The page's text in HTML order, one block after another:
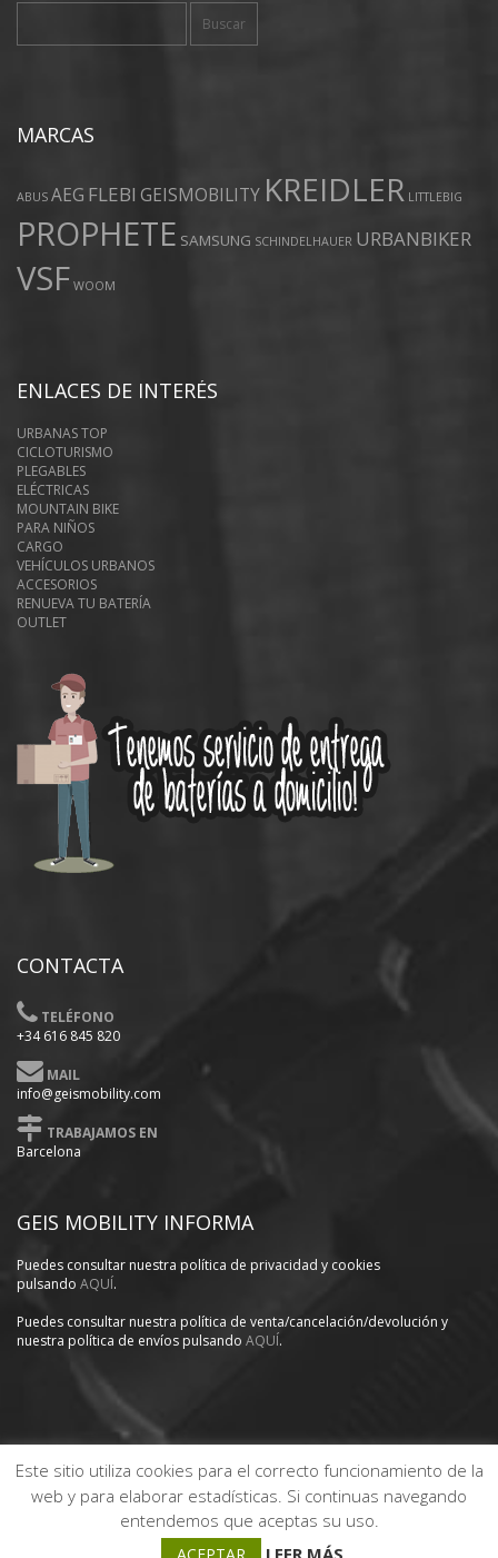
MARCAS
ABUS AEG FLEBI GEISMOBILITY KREIDLER LITTLEBIG
PROPHETE SAMSUNG SCHINDELHAUER URBANBIKER
VSF WOOM
ENLACES DE INTERÉS
URBANAS TOP
CICLOTURISMO
PLEGABLES
ELÉCTRICAS
MOUNTAIN BIKE
PARA NIÑOS
CARGO
VEHÍCULOS URBANOS
ACCESORIOS
RENUEVA TU BATERÍA
OUTLET
CONTACTA
TELÉFONO
+34 616 845 820
MAIL
info@geismobility.com
TRABAJAMOS EN
Barcelona
GEIS MOBILITY INFORMA
Puedes consultar nuestra política de privacidad y cookies
pulsando AQUÍ.
Puedes consultar nuestra política de venta/cancelación/devolución y
nuestra política de envíos pulsando AQUÍ.
Copyright GEISMOBILITY © 2020. Página web diseñada por
INFORMÁTICA
.
Este sitio utiliza cookies para el correcto funcionamiento de la
web y para elaborar estadísticas. Si continuas navegando
entendemos que aceptas su uso.
LEER MÁS